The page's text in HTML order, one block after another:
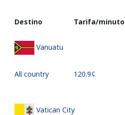
Destino Tarifa/minuto
Vanuatu
All country ⁦120.9¢⁩
Vatican City